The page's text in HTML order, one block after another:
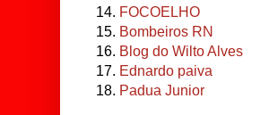
14. FOCOELHO
15. Bombeiros RN
16. Blog do Wilto Alves
17. Ednardo paiva
18. Padua Junior